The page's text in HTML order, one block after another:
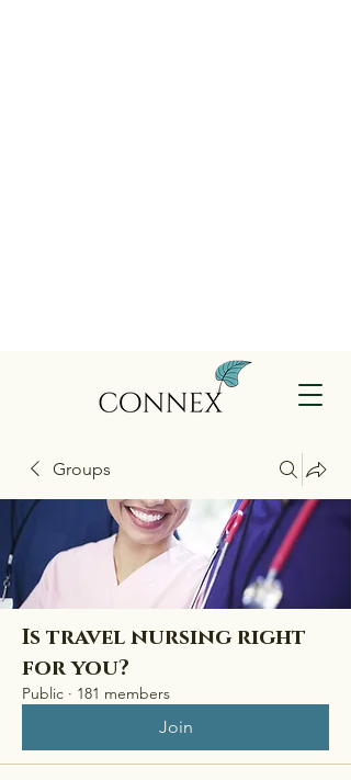
Groups
Is travel nursing right
for you?
Public · 181 members
Join